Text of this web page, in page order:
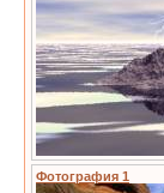
Фотография 1